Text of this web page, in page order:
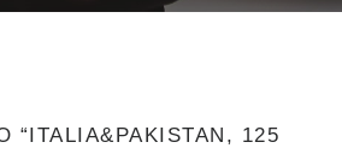
“ITALIA&PAKISTAN, 125